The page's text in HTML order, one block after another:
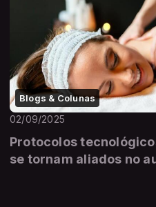
Blogs & Colunas
02/09/2025
Protocolos
se tornam aliados no